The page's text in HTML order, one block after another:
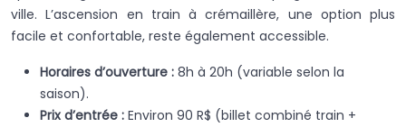
ville. L’ascension en train à crémaillère, une option plus
facile et confortable, reste également accessible.
Horaires d’ouverture : 8h à 20h (variable selon la
saison).
Prix d’entrée : Environ 90 R$ (billet combiné train +